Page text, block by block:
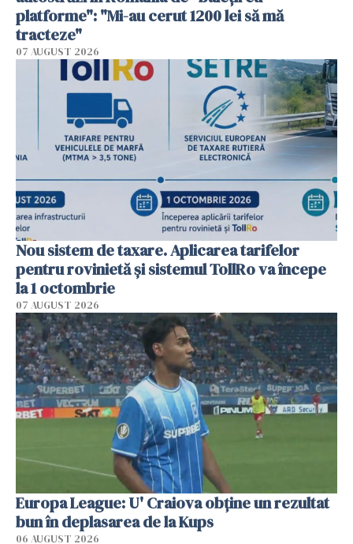
platforme": "Mi-au cerut 1200 lei să mă
tracteze"
07 AUGUST 2026
Nou sistem de taxare. Aplicarea tarifelor
pentru rovinietă şi sistemul TollRo va începe
la 1 octombrie
07 AUGUST 2026
Europa League: U' Craiova obține un rezultat
bun în deplasarea de la Kups
06 AUGUST 2026